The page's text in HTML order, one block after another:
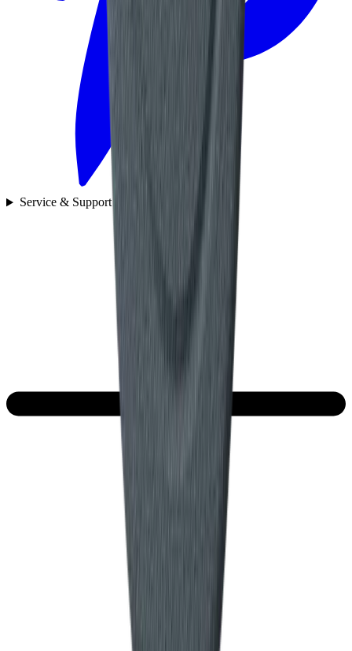
Service & Support